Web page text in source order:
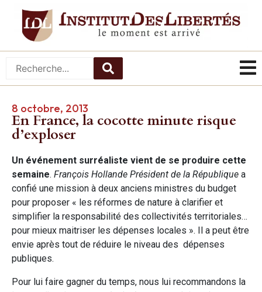
8 octobre, 2013
En France, la cocotte minute risque
d’exploser
Un événement surréaliste vient de se produire cette
semaine. François Hollande Président de la République a
confié une mission à deux anciens ministres du budget
pour proposer « les réformes de nature à clarifier et
simplifier la responsabilité des collectivités territoriales…
pour mieux maitriser les dépenses locales ». Il a peut être
envie après tout de réduire le niveau des dépenses
publiques.
Pour lui faire gagner du temps, nous lui recommandons la